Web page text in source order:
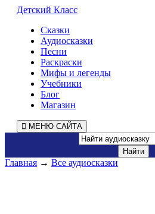
Детский Класс
Сказки
Аудиосказки
Песни
Раскраски
Мифы и легенды
Учебники
Блог
Магазин
МЕНЮ САЙТА
Главная → Все аудиосказки